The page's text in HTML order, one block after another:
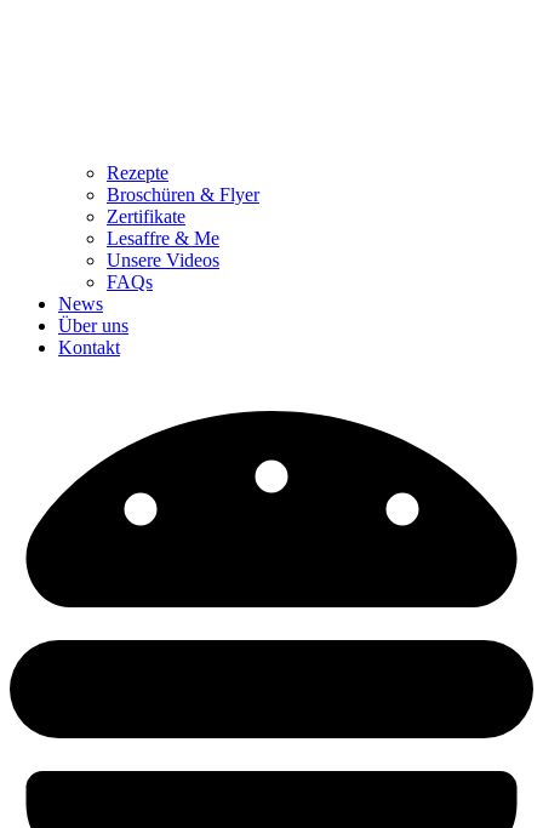
Rezepte
Broschüren & Flyer
Zertifikate
Lesaffre & Me
Unsere Videos
FAQs
News
Über uns
Kontakt